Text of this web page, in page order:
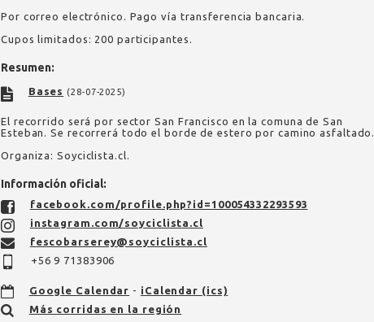
Por correo electrónico. Pago vía transferencia bancaria.
Cupos limitados: 200 participantes.
Resumen:
Bases (28-07-2025)
El recorrido será por sector San Francisco en la comuna de San
Esteban. Se recorrerá todo el borde de estero por camino asfaltado.
Organiza: Soyciclista.cl.
Información oficial:
facebook.com/profile.php?id=100054332293593
instagram.com/soyciclista.cl
fescobarserey@soyciclista.cl
+56 9 71383906
Google Calendar - iCalendar (ics)
Más corridas en la región